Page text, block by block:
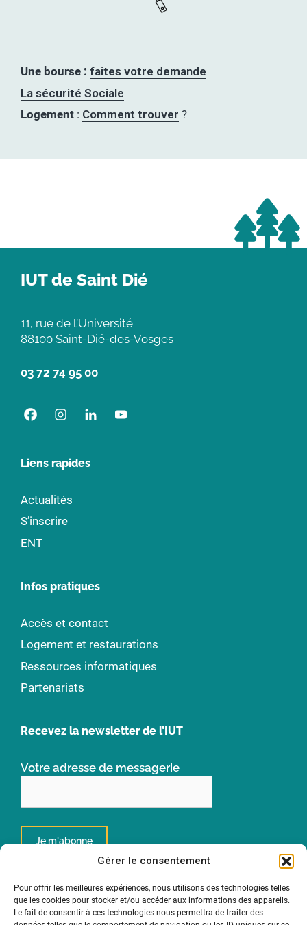
Gérer le consentement
Pour offrir les meilleures expériences, nous utilisons des technologies telles
que les cookies pour stocker et/ou accéder aux informations des appareils.
Le fait de consentir à ces technologies nous permettra de traiter des
Une bourse : faites votre demande
La sécurité Sociale
Logement : Comment trouver ?
IUT de Saint Dié
11, rue de l’Université
88100 Saint-Dié-des-Vosges
03 72 74 95 00
Liens rapides
Actualités
S’inscrire
ENT
Infos pratiques
Accès et contact
Logement et restaurations
Ressources informatiques
Partenariats
Recevez la newsletter de l’IUT
Votre adresse de messagerie
Un institut de